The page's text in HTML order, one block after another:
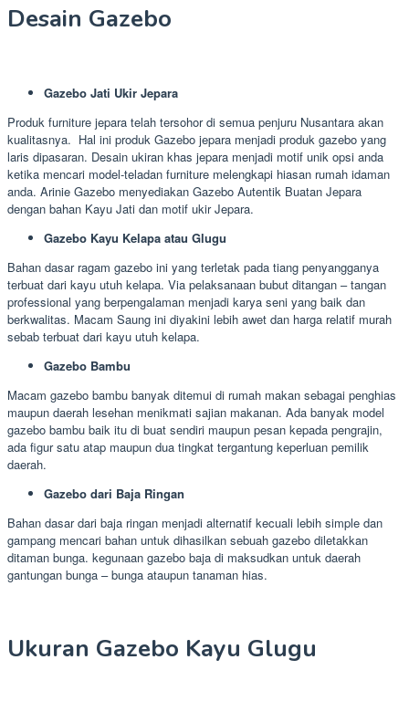
Desain Gazebo
Gazebo Jati Ukir Jepara
Produk furniture jepara telah tersohor di semua penjuru Nusantara akan
kualitasnya. Hal ini produk Gazebo jepara menjadi produk gazebo yang
laris dipasaran. Desain ukiran khas jepara menjadi motif unik opsi anda
ketika mencari model-teladan furniture melengkapi hiasan rumah idaman
anda. Arinie Gazebo menyediakan Gazebo Autentik Buatan Jepara
dengan bahan Kayu Jati dan motif ukir Jepara.
Gazebo Kayu Kelapa atau Glugu
Bahan dasar ragam gazebo ini yang terletak pada tiang penyangganya
terbuat dari kayu utuh kelapa. Via pelaksanaan bubut ditangan – tangan
professional yang berpengalaman menjadi karya seni yang baik dan
berkwalitas. Macam Saung ini diyakini lebih awet dan harga relatif murah
sebab terbuat dari kayu utuh kelapa.
Gazebo Bambu
Macam gazebo bambu banyak ditemui di rumah makan sebagai penghias
maupun daerah lesehan menikmati sajian makanan. Ada banyak model
gazebo bambu baik itu di buat sendiri maupun pesan kepada pengrajin,
ada figur satu atap maupun dua tingkat tergantung keperluan pemilik
daerah.
Gazebo dari Baja Ringan
Bahan dasar dari baja ringan menjadi alternatif kecuali lebih simple dan
gampang mencari bahan untuk dihasilkan sebuah gazebo diletakkan
ditaman bunga. kegunaan gazebo baja di maksudkan untuk daerah
gantungan bunga – bunga ataupun tanaman hias.
Ukuran Gazebo Kayu Glugu